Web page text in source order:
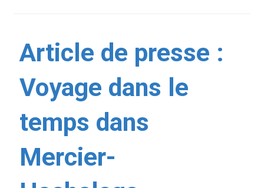
Article de presse :
Voyage dans le
temps dans
Mercier-